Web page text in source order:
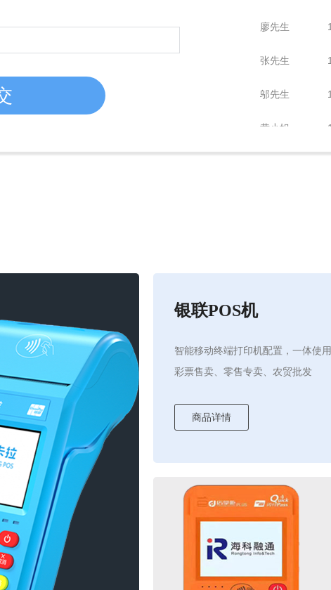
银联POS机
智能移动终端打印机配置，一体使用
彩票售卖、零售专卖、农贸批发
商品详情